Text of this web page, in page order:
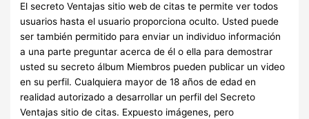
El secreto Ventajas sitio web de citas te permite ver todos
usuarios hasta el usuario proporciona oculto. Usted puede
ser también permitido para enviar un individuo información
a una parte preguntar acerca de él o ella para demostrar
usted su secreto álbum Miembros pueden publicar un video
en su perfil. Cualquiera mayor de 18 años de edad en
realidad autorizado a desarrollar un perfil del Secreto
Ventajas sitio de citas. Expuesto imágenes, pero